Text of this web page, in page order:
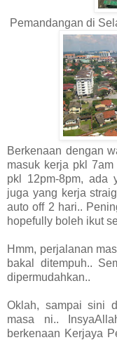
Pemandangan di
Berkenaan dengan
masuk kerja pkl
pkl 12pm-8pm, ada
juga yang kerja
auto off 2 hari..
hopefully boleh ikut
Hmm, perjalanan
bakal ditempuh..
dipermudahkan..
Oklah, sampai sini
masa ni..
berkenaan Kerjaya